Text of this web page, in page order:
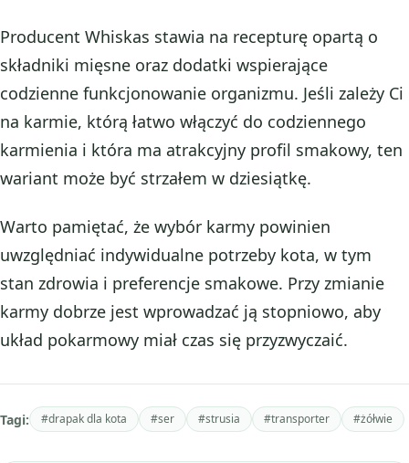
Producent Whiskas stawia na recepturę opartą o
składniki mięsne oraz dodatki wspierające
codzienne funkcjonowanie organizmu. Jeśli zależy Ci
na karmie, którą łatwo włączyć do codziennego
karmienia i która ma atrakcyjny profil smakowy, ten
wariant może być strzałem w dziesiątkę.
Warto pamiętać, że wybór karmy powinien
uwzględniać indywidualne potrzeby kota, w tym
stan zdrowia i preferencje smakowe. Przy zmianie
karmy dobrze jest wprowadzać ją stopniowo, aby
układ pokarmowy miał czas się przyzwyczaić.
Tagi: #drapak dla kota #ser #strusia #transporter #żółwie